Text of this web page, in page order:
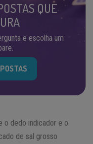
QUE
e escolha um
o dedo indicador e o
de sal grosso